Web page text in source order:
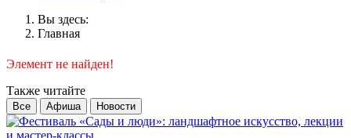
Вы здесь:
Главная
Элемент не найден!
Также читайте
Все Афиша Новости